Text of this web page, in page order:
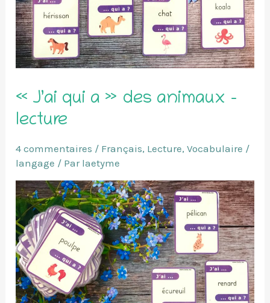
« J’ai qui a » des animaux –
lecture
4 commentaires / Français, Lecture,Vocabulaire /
langage / Par laetyme